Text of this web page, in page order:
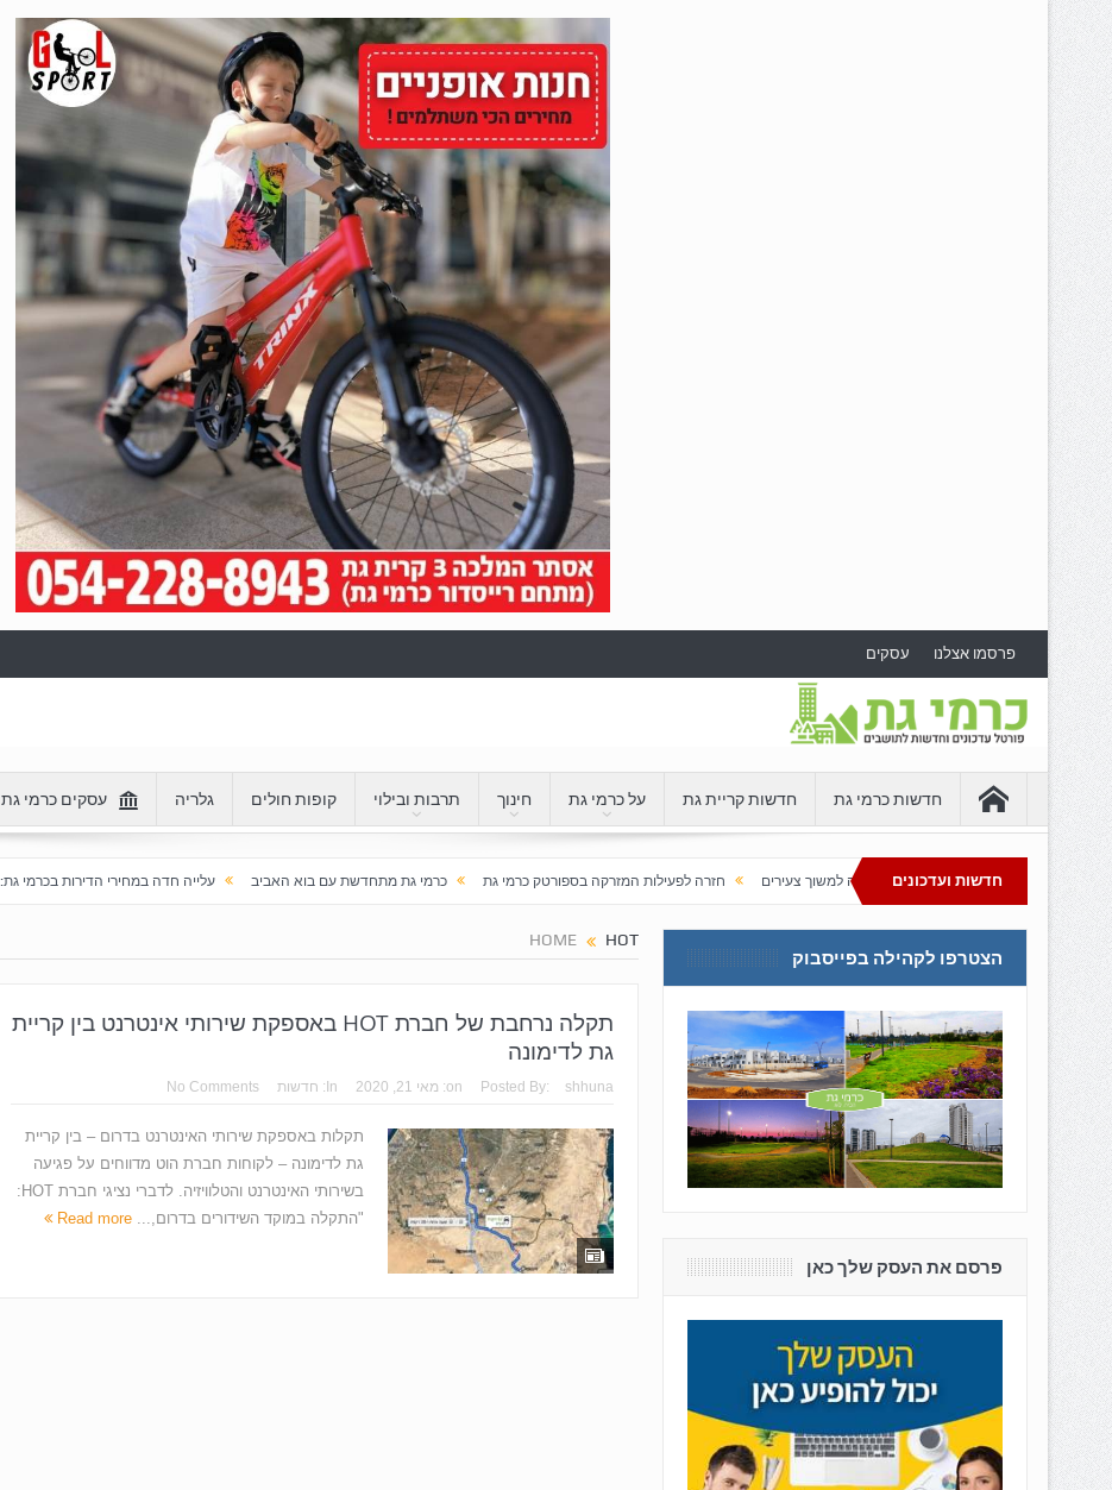
פרסמו אצלנו עסקים
חדשות כרמי גת חדשות קריית גת על כרמי גת חינוך תרבות ובילוי קופות חולים גלריה עסקים כרמי גת
חדשות ועדכונים
בדרום שממשיכה למשוך צעירים חזרה לפעילות המזרקה בספורטק כרמי גת כרמי גת מתחדשת עם בוא האביב עלייה חדה במחירי הדירות בכרמי גת: מעל 100% בעשור האחרון
גת
HOME HOT
תקלה נרחבת של חברת HOT באספקת שירותי אינטרנט בין קריית
גת לדימונה
Posted By: shhuna
on: מאי 21, 2020 In: חדשות No Comments
תקלות באספקת שירותי האינטרנט בדרום – בין קריית
גת לדימונה – לקוחות חברת הוט מדווחים על פגיעה
בשירותי האינטרנט והטלוויזיה. לדברי נציגי חברת HOT:
"התקלה במוקד השידורים בדרום,...Read more
הצטרפו לקהילה בפייסבוק
פרסם את העסק שלך כאן